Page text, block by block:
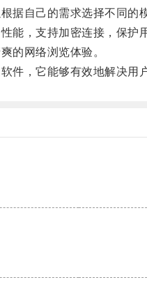
自己的需求选择不同的
，支持加密连接，保护
的网络浏览体验。
，它能够有效地解决用